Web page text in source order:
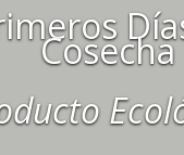
Cosecha